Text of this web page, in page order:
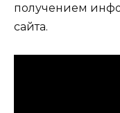
получением
сайта.